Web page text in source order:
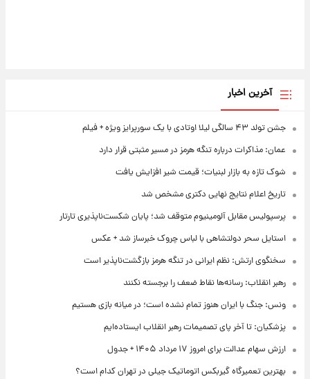
آخرین اخبار
جشن تولد ۴۳ سالگی لیلا اوتادی با یک سورپرایز ویژه + فیلم
عمان: مذاکرات درباره تنگه هرمز در مسیر مثبتی قرار دارد
شوک تازه به بازار لبنیات؛ قیمت شیر افزایش یافت
تاریخ اعلام نتایج نهایی دکتری مشخص شد
پرسپولیس مقابل آلومینیوم متوقف شد؛ پایان شکست‌ناپذیری تارتار
استایل سحر دولتشاهی با لباس چروک خبرساز شد + عکس
سخنگوی ارتش: نظم ایرانی در تنگه هرمز بازگشت‌ناپذیر است
رهبر انقلاب: رسانه‌ها نقاط ضعف را برجسته نکنند
ونس: جنگ با ایران هنوز تمام نشده است؛ در میانه بازی هستیم
پزشکیان: تا آخر پای تصمیمات رهبر انقلاب ایستاده‌ایم
ارزش سهام عدالت برای امروز ۱۷ مرداد ۱۴۰۵ + جدول
بهترین تعمیرگاه گیربکس اتوماتیک جیلی در تهران کدام است؟